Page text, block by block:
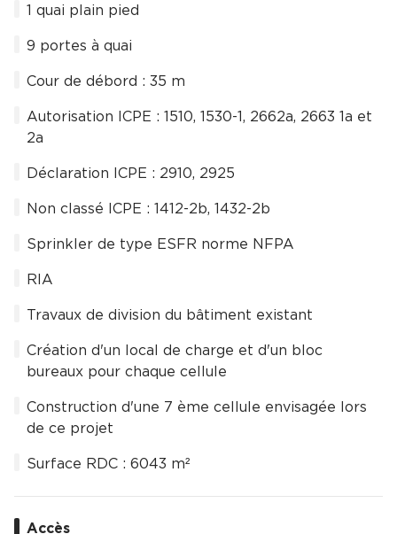
1 quai plain pied
9 portes à quai
Cour de débord : 35 m
Autorisation ICPE : 1510, 1530-1, 2662a, 2663 1a et
2a
Déclaration ICPE : 2910, 2925
Non classé ICPE : 1412-2b, 1432-2b
Sprinkler de type ESFR norme NFPA
RIA
Travaux de division du bâtiment existant
Création d'un local de charge et d'un bloc
bureaux pour chaque cellule
Construction d'une 7 ème cellule envisagée lors
de ce projet
Surface RDC : 6043 m²
Accès